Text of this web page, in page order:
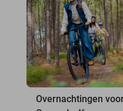
Overnachtingen